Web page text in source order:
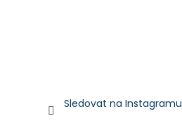
Sledovat na Instagramu